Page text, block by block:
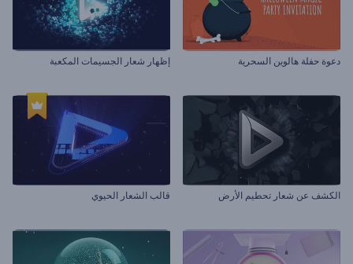
دعوة حفلة هالوين السحرية إظهار شعار الجسيمات المكعبة
الكشف عن شعار تحطيم الأرض قالب الشعار الحيوي